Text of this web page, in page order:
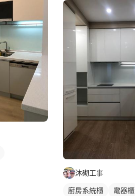
沐砌工事
廚房系統櫃 電器櫃